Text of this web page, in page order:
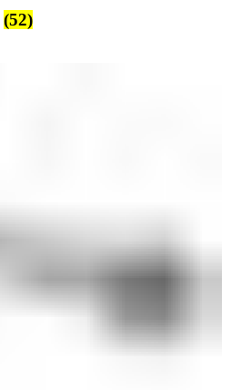
(52)